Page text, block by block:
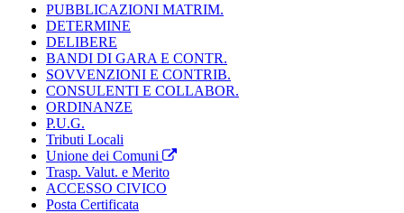
PUBBLICAZIONI MATRIM.
DETERMINE
DELIBERE
BANDI DI GARA E CONTR.
SOVVENZIONI E CONTRIB.
CONSULENTI E COLLABOR.
ORDINANZE
P.U.G.
Tributi Locali
Unione dei Comuni
Trasp. Valut. e Merito
ACCESSO CIVICO
Posta Certificata